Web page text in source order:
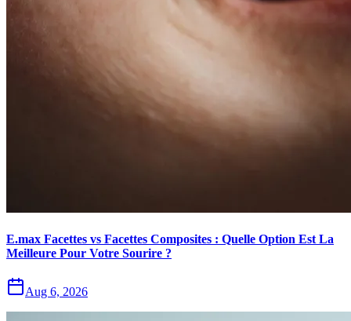
E.max Facettes vs Facettes Composites : Quelle Option Est La
Meilleure Pour Votre Sourire ?
Aug 6, 2026